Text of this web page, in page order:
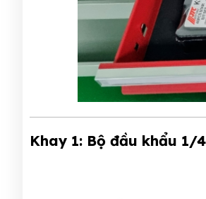
Khay 1: Bộ đầu khẩu 1/